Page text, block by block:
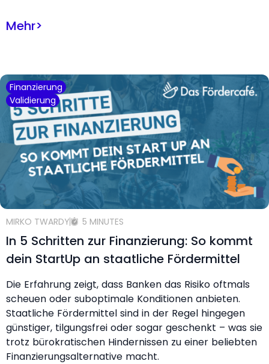
Mehr>
Finanzierung
Validierung
MIRKO TWARDY 5 MINUTES
In 5 Schritten zur Finanzierung: So kommt
dein StartUp an staatliche Fördermittel
Die Erfahrung zeigt, dass Banken das Risiko oftmals
scheuen oder suboptimale Konditionen anbieten.
Staatliche Fördermittel sind in der Regel hingegen
günstiger, tilgungsfrei oder sogar geschenkt – was sie
trotz bürokratischen Hindernissen zu einer beliebten
Finanzierungsalternative macht.